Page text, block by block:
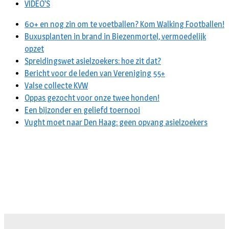
VIDEO’S
60+ en nog zin om te voetballen? Kom Walking Footballen!
Buxusplanten in brand in Biezenmortel, vermoedelijk
opzet
Spreidingswet asielzoekers: hoe zit dat?
Bericht voor de leden van Vereniging 55+
Valse collecte KVW
Oppas gezocht voor onze twee honden!
Een bijzonder en geliefd toernooi
Vught moet naar Den Haag: geen opvang asielzoekers